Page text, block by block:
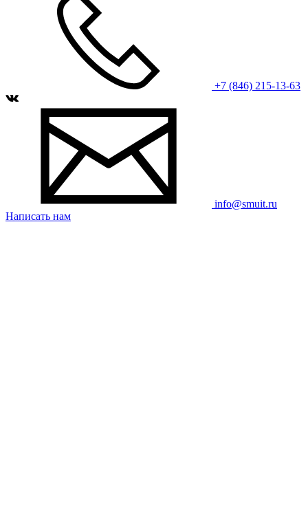
+7 (846) 215-13-63
info@smuit.ru
Написать нам